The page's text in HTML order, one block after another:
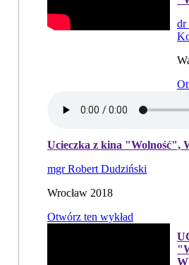
dr
Ucieczka z kina "Wolność",
mgr Robert Dudziński
Wrocław 2018
Otwórz ten wykład